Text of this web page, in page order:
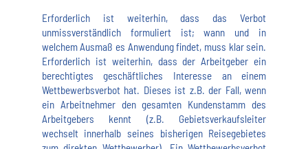
Erforderlich ist weiterhin, dass das Verbot
unmissverständlich formuliert ist; wann und in
welchem Ausmaß es Anwendung findet, muss klar sein.
Erforderlich ist weiterhin, dass der Arbeitgeber ein
berechtigtes geschäftliches Interesse an einem
Wettbewerbsverbot hat. Dieses ist z.B. der Fall, wenn
ein Arbeitnehmer den gesamten Kundenstamm des
Arbeitgebers kennt (z.B. Gebietsverkaufsleiter
wechselt innerhalb seines bisherigen Reisegebietes